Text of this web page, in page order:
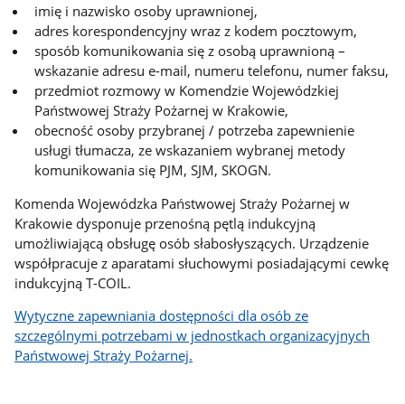
imię i nazwisko osoby uprawnionej,
adres korespondencyjny wraz z kodem pocztowym,
sposób komunikowania się z osobą uprawnioną –
wskazanie adresu e-mail, numeru telefonu, numer faksu,
przedmiot rozmowy w Komendzie Wojewódzkiej
Państwowej Straży Pożarnej w Krakowie,
obecność osoby przybranej / potrzeba zapewnienie
usługi tłumacza, ze wskazaniem wybranej metody
komunikowania się PJM, SJM, SKOGN.
Komenda Wojewódzka Państwowej Straży Pożarnej w
Krakowie dysponuje przenośną pętlą indukcyjną
umożliwiającą obsługę osób słabosłyszących. Urządzenie
współpracuje z aparatami słuchowymi posiadającymi cewkę
indukcyjną T-COIL.
Wytyczne zapewniania dostępności dla osób ze
szczególnymi potrzebami w jednostkach organizacyjnych
Państwowej Straży Pożarnej.